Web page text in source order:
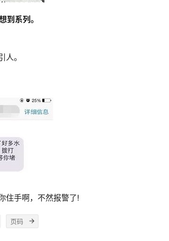
到系列。
。
住手啊，不然报警了!